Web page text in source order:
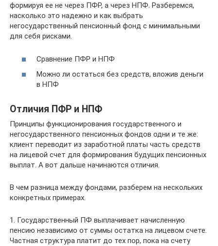
формируя ее не через ПФР, а через НПФ. Разберемся,
насколько это надежно и как выбрать
негосударственный пенсионный фонд с минимальными
для себя рисками.
Сравнение ПФР и НПФ
Можно ли остаться без средств, вложив деньги
в НПФ
Отличия ПФР и НПФ
Принципы функционирования государственного и
негосударственного пенсионных фондов одни и те же:
клиент переводит из заработной платы часть средств
на лицевой счет для формирования будущих пенсионных
выплат. А вот дальше начинаются отличия.
В чем разница между фондами, разберем на нескольких
конкретных примерах.
1. Государственный ПФ выплачивает начисленную
пенсию независимо от суммы остатка на лицевом счете.
Частная структура платит до тех пор, пока на счету